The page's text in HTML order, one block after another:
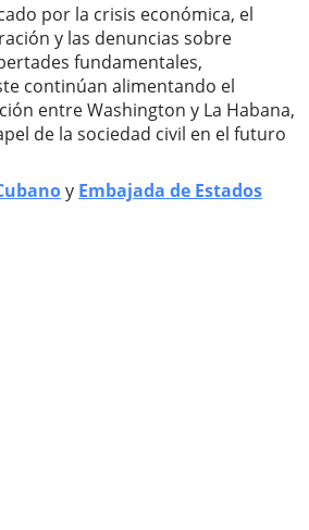
por la crisis económica, el
y las denuncias sobre
fundamentales,
continúan alimentando el
entre Washington y La Habana,
de la sociedad civil en el futuro
y Embajada de Estados